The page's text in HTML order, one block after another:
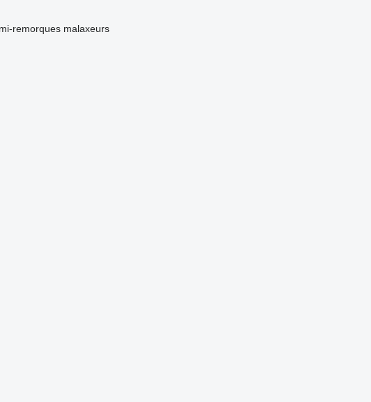
remorques malaxeurs